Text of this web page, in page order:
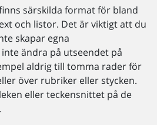
särskilda format för bland
och listor. Det är viktigt att du
skapar egna
ändra på utseendet på
aldrig till tomma rader för
över rubriker eller stycken.
eller teckensnittet på de